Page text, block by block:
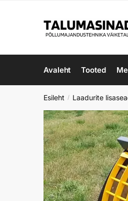
Avaleht Tooted
Esileht / Laadurite